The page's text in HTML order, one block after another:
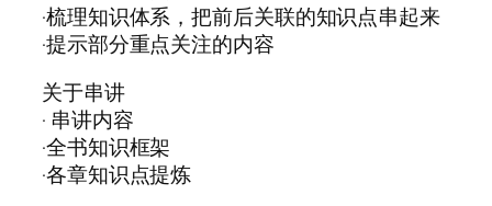
·梳理知识体系，把前后关联的知识点串起来
·提示部分重点关注的内容
关于串讲
· 串讲内容
·全书知识框架
·各章知识点提炼